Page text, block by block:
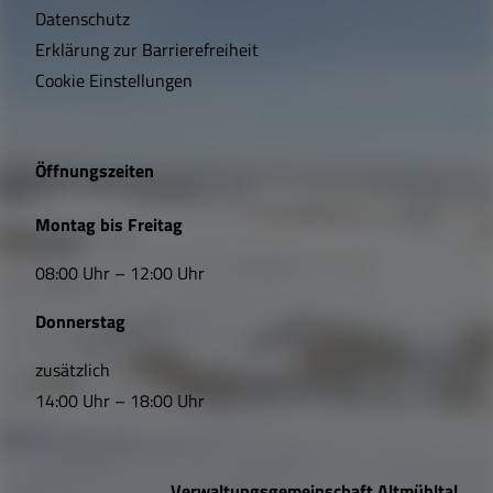
t
i
e
L
n
k
s
Datenschutz
Erklärung zur Barrierefreiheit
Cookie Einstellungen
Öffnungszeiten
Montag bis Freitag
08:00 Uhr – 12:00 Uhr
Donnerstag
zusätzlich
14:00 Uhr – 18:00 Uhr